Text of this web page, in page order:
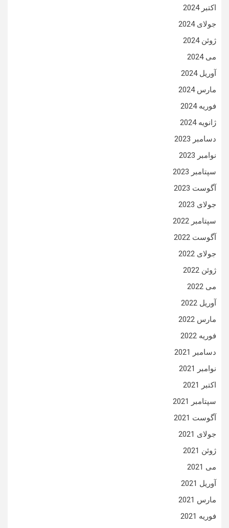
اکتبر 2024
جولای 2024
ژوئن 2024
می 2024
آوریل 2024
مارس 2024
فوریه 2024
ژانویه 2024
دسامبر 2023
نوامبر 2023
سپتامبر 2023
آگوست 2023
جولای 2023
سپتامبر 2022
آگوست 2022
جولای 2022
ژوئن 2022
می 2022
آوریل 2022
مارس 2022
فوریه 2022
دسامبر 2021
نوامبر 2021
اکتبر 2021
سپتامبر 2021
آگوست 2021
جولای 2021
ژوئن 2021
می 2021
آوریل 2021
مارس 2021
فوریه 2021